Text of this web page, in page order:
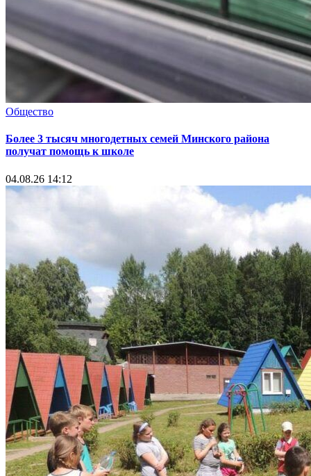
Общество
Более 3 тысяч многодетных семей Минского района
получат помощь к школе
04.08.26 14:12